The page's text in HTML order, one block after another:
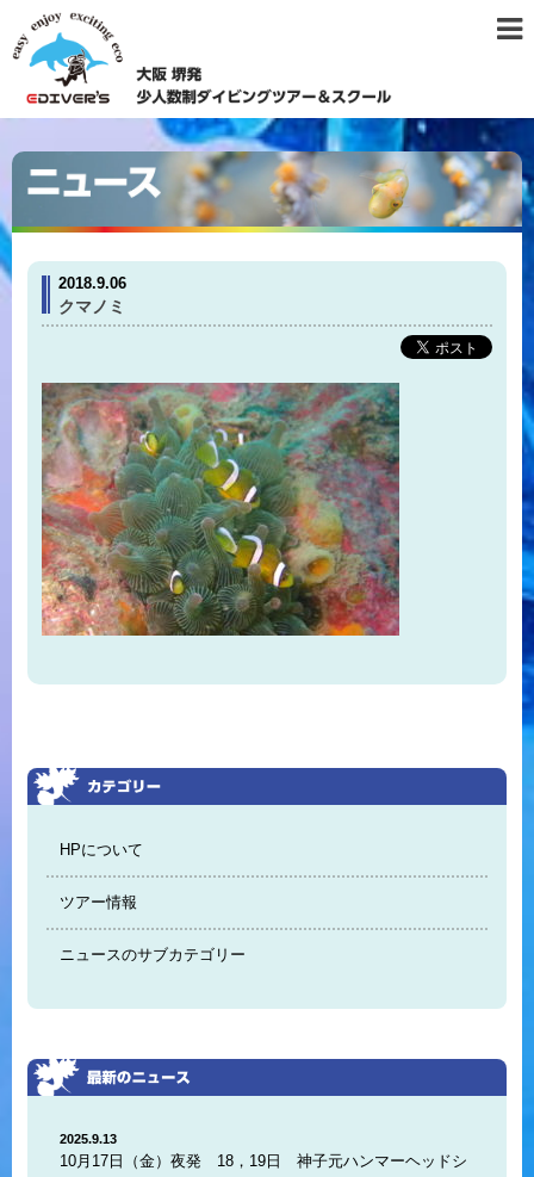
2018.9.06
クマノミ
HPについて
ツアー情報
ニュースのサブカテゴリー
2025.9.13
10月17日（金）夜発 18，19日 神子元ハンマーヘッドシ